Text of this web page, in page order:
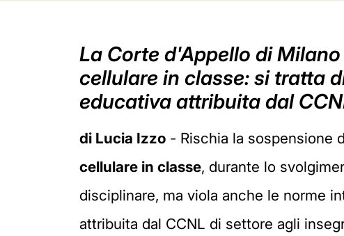
La Corte d'Appello di
cellulare in classe: si tratta
educativa attribuita dal
di Lucia Izzo - Rischia la sospensione
cellulare in classe, durante lo
disciplinare, ma viola anche le norme
attribuita dal CCNL di settore agli